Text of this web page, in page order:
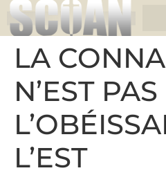
LA
N’EST
L’EST